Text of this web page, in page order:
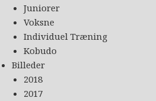
Juniorer
Voksne
Individuel Træning
Kobudo
Billeder
2018
2017